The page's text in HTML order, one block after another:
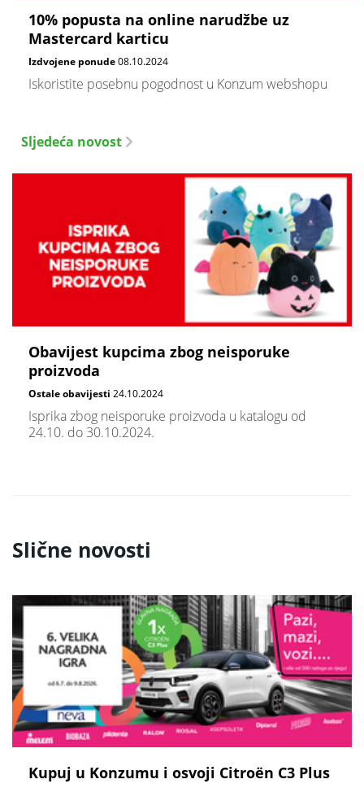
10% popusta na online narudžbe uz
Mastercard karticu
Izdvojene ponude08.10.2024
Iskoristite posebnu pogodnost u Konzum webshopu
Sljedeća novost
Obavijest kupcima zbog neisporuke
proizvoda
Ostale obavijesti 24.10.2024
Isprika zbog neisporuke proizvoda u katalogu od
24.10. do 30.10.2024.
Slične novosti
Kupuj u Konzumu i osvoji Citroën C3 Plus